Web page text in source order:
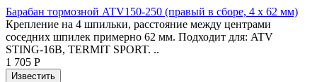
Барабан тормозной ATV150-250 (правый в сборе, 4 x 62 мм)
Крепление на 4 шпильки, расстояние между центрами
соседних шпилек примерно 62 мм. Подходит для: ATV
STING-16B, TERMIT SPORT. ..
1 705 Р